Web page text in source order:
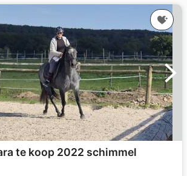
te koop 2022 schimmel